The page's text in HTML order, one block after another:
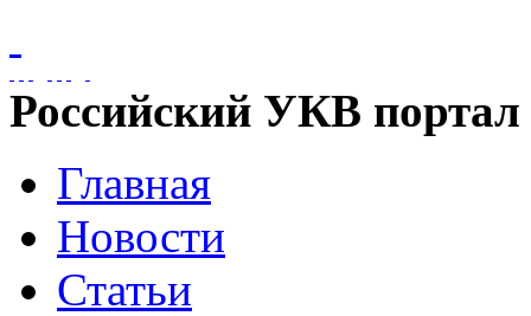
Российский УКВ портал
Главная
Новости
Статьи